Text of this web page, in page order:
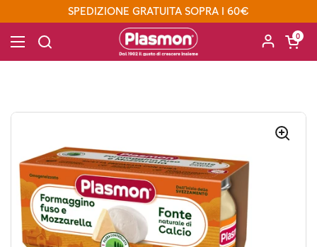
Passa ai contenutiSPEDIZIONE GRATUITA SOPRA I 60€
Apri menu
Apri
0